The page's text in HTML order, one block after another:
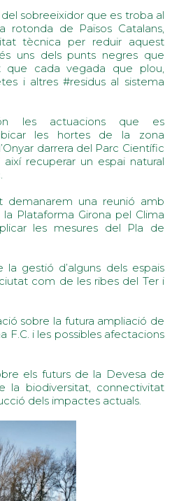
sobreeixidor que es troba al
rotonda de Països Catalans,
tècnica per reduir aquest
uns dels punts negres que
que cada vegada que plou,
i altres #residus al sistema
les actuacions que es
les hortes de la zona
darrera del Parc Científic
recuperar un espai natural
una reunió amb
Plataforma Girona pel Clima
les mesures del Pla de
gestió d’alguns dels espais
com de les ribes del Ter i
sobre la futura ampliació de
F.C. i les possibles afectacions
els futurs de la Devesa de
la biodiversitat, connectivitat
dels impactes actuals.